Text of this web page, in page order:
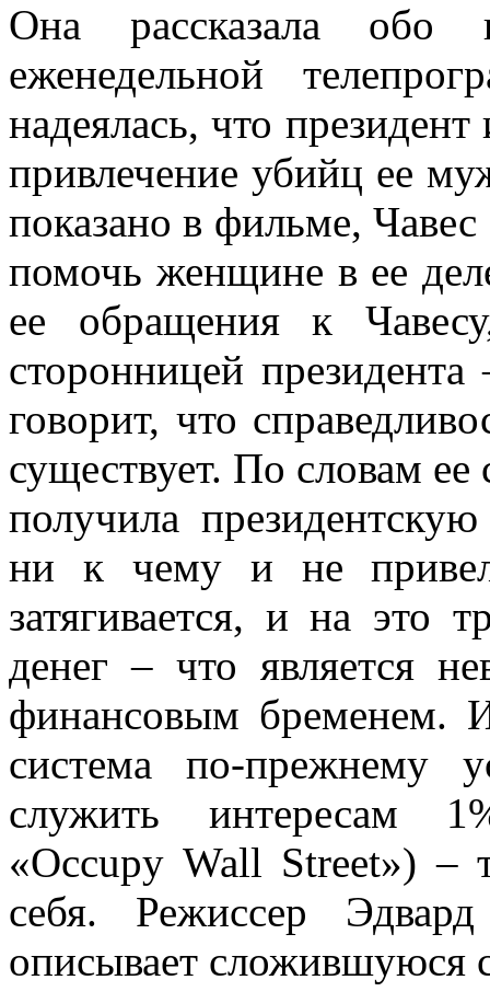
Она рассказала обо
еженедельной
надеялась, что
привлечение убийц ее
показано в фильме, Чавес
помочь женщине в ее
ее обращения к
сторонницей
говорит, что
существует. По словам
получила
ни к чему и не
затягивается, и на это
денег – что является
финансовым бременем.
система по-прежнему
служить интересам
«Occupy Wall Street») –
себя. Режиссер
описывает сложившуюся